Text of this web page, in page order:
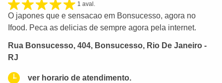
1 aval.
O japones que e sensacao em Bonsucesso, agora no
Ifood. Peca as delicias de sempre agora pela internet.
Rua Bonsucesso, 404, Bonsucesso, Rio De Janeiro -
RJ
ver horario de atendimento.